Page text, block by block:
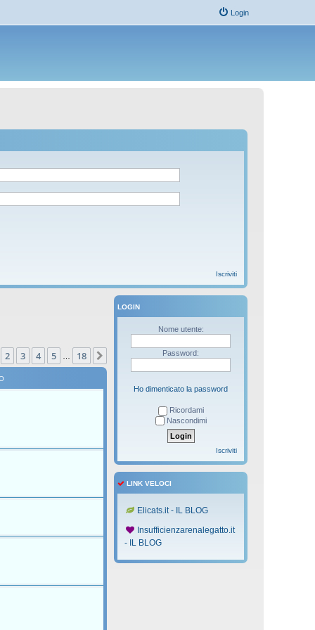
Login
Iscriviti
1 di
2 3 4 5 18 Prossimo
LOGIN
Nome utente:
Password:
Ho dimenticato la password
Ricordami
Nascondimi
Iscriviti
LINK VELOCI
Elicats.it - IL BLOG
Insufficienzarenalegatto.it
- IL BLOG